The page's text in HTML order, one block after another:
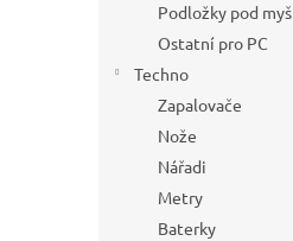
Podložky pod myš
Ostatní pro PC
Techno
Zapalovače
Nože
Nářadi
Metry
Baterky